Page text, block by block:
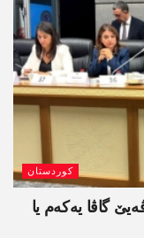
کوردستان
گاڤا یەکەم یا